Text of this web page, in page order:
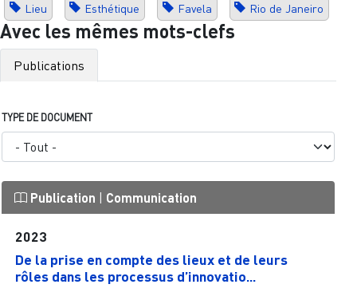
Lieu Esthétique Favela Rio de Janeiro
Avec les mêmes mots-clefs
Publications
TYPE DE DOCUMENT
Publication | Communication
2023
De la prise en compte des lieux et de leurs
rôles dans les processus d’innovatio...